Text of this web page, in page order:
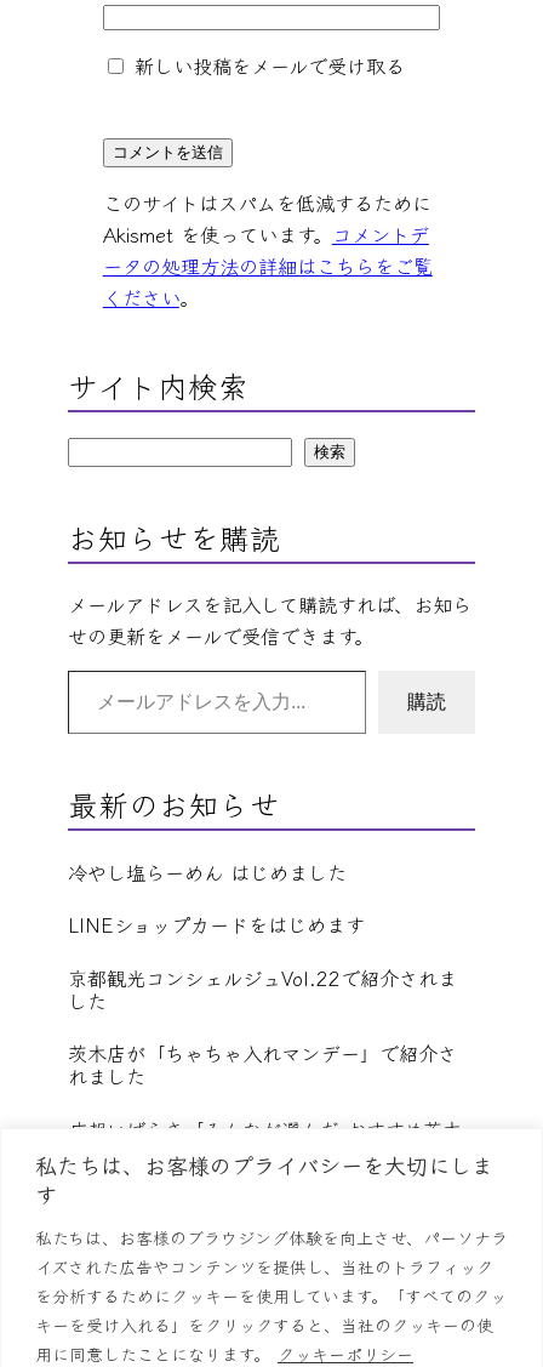
私たちは、お客様のプライバシーを大切にしま
す
私たちは、お客様のブラウジング体験を向上させ、パーソナラ
イズされた広告やコンテンツを提供し、当社のトラフィック
を分析するためにクッキーを使用しています。「すべてのクッ
キーを受け入れる」をクリックすると、当社のクッキーの使
用に同意したことになります。
クッキーポリシー
新しい投稿をメールで受け取る
このサイトはスパムを低減するために
Akismet を使っています。 コメントデ
ータの処理方法の詳細はこちらをご覧
ください。
サイト内検索
検索
お知らせを購読
メールアドレスを記入して購読すれば、お知ら
せの更新をメールで受信できます。
メールアドレスを入力…
購読
最新のお知らせ
冷やし塩らーめん はじめました
LINEショップカードをはじめます
京都観光コンシェルジュVol.22で紹介されま
した
茨木店が「ちゃちゃ入れマンデー」で紹介さ
れました
広報いばらき「みんなが選んだ おすすめ茨木
グルメ」に選ばれました
すべてのお知らせを見る
らーめん鱗店舗情報お品書き鱗の栄誉お知らせ
採用情報お問い合わせプライバシーポリシー